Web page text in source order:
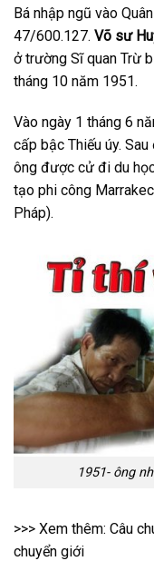
Bá nhập ngũ vào
47/600.127. Võ sư
ở trường Sĩ quan Trừ
tháng 10 năm 1951.
Vào ngày 1 tháng 6
cấp bậc Thiếu úy.
ông được cử đi du
tạo phi công
Pháp).
1951- ông
>>> Xem thêm: Câu
chuyển giới